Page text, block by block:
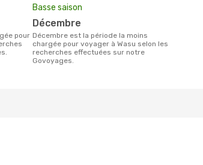
Basse saison
décembre
décembre est la période la moins
chargée pour voyager à Wasu selon les
recherches effectuées sur notre
Govoyages.